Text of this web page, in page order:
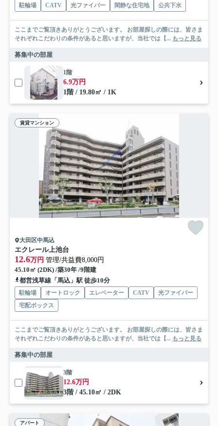
駐輪場 CATV 光ファイバー 閑静な住宅地 公共下水
ここまでご覧頂きありがとうございます。 お部屋探しの際には、皆さま
それぞれこだわりの条件があると思いますが、当社では【... もっと見る
募集中の部屋
1階
6.9万円
1階 / 19.80㎡ / 1K
賃貸マンション
大田区中馬込
エクレール上池台
12.6万円 管理/共益費8,000円
45.10㎡ (2DK) /築30年 /9階建
都営浅草線「馬込」駅 徒歩10分
駐輪場 オートロック エレベーター CATV
光ファイバー
宅配ボックス
ここまでご覧頂きありがとうございます。 お部屋探しの際には、皆さま
それぞれこだわりの条件があると思いますが、当社では【... もっと見る
募集中の部屋
3階
12.6万円
3階 / 45.10㎡ / 2DK
アパート